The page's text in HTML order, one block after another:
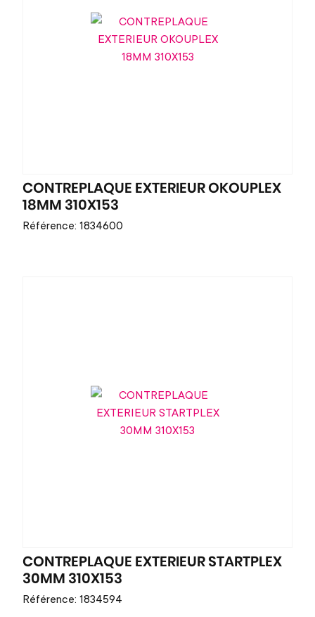
CONTREPLAQUE EXTERIEUR OKOUPLEX
18MM 310X153
Référence: 1834600
CONTREPLAQUE EXTERIEUR STARTPLEX
30MM 310X153
Référence: 1834594